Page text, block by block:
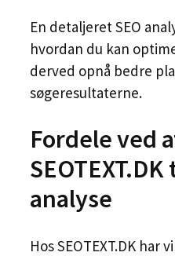
En detaljeret SEO
hvordan du kan
derved opnå bedre
søgeresultaterne.
Fordele ved
analyse
Hos SEOTEXT.DK